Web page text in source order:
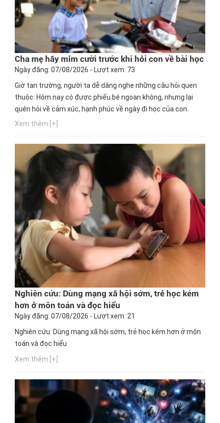
Cha mẹ hãy mỉm cười trước khi hỏi con về bài học
Ngày đăng: 07/08/2026 - Lượt xem: 73
Giờ tan trường, người ta dễ dàng nghe những câu hỏi quen
thuộc: Hôm nay có được phiếu bé ngoan không, nhưng lại
quên hỏi về cảm xúc, hạnh phúc về ngày đi học của con.
Xem thêm [+]
Nghiên cứu: Dùng mạng xã hội sớm, trẻ học kém
hơn ở môn toán và đọc hiểu
Ngày đăng: 07/08/2026 - Lượt xem: 21
Nghiên cứu: Dùng mạng xã hội sớm, trẻ học kém hơn ở môn
toán và đọc hiểu
Xem thêm [+]